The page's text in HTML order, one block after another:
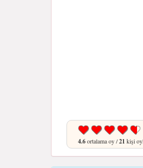
4.6ortalama oy /21 kişi